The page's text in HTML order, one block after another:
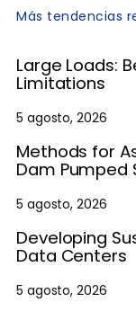
Más tendencias
Large Loads:
Limitations
5 agosto, 2026
Methods for
Dam Pumped
5 agosto, 2026
Developing
Data Centers
5 agosto, 2026